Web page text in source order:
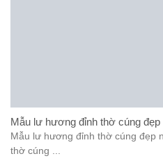
Mẫu lư hương đỉnh thờ cúng đẹp
Mẫu lư hương đỉnh thờ cúng đẹp
thờ cúng ...